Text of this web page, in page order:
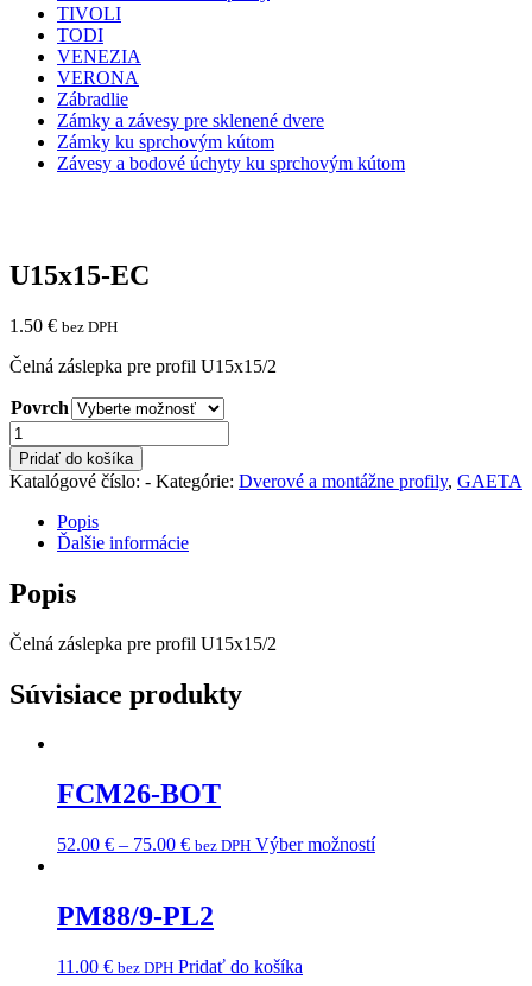
TIVOLI
TODI
VENEZIA
VERONA
Zábradlie
Zámky a závesy pre sklenené dvere
Zámky ku sprchovým kútom
Závesy a bodové úchyty ku sprchovým kútom
U15x15-EC
1.50 € bez DPH
Čelná záslepka pre profil U15x15/2
Povrch
množstvo
U15x15-
EC
Pridať do košíka
Katalógové číslo: - Kategórie: Dverové a montážne profily, GAETA
Popis
Ďalšie informácie
Popis
Čelná záslepka pre profil U15x15/2
Súvisiace produkty
FCM26-BOT
52.00 € – 75.00 € bez DPH Výber možností
PM88/9-PL2
11.00 € bez DPH Pridať do košíka